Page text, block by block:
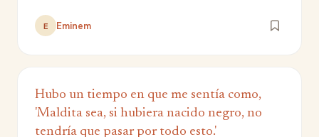
E Eminem
Hubo un tiempo en que me sentía como,
'Maldita sea, si hubiera nacido negro, no
tendría que pasar por todo esto.'